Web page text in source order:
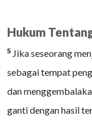
Hukum
5 Jika seseorang
sebagai tempat
dan
ganti dengan hasil